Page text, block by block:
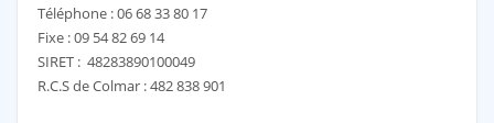
Téléphone : 06 68 33 80 17
Fixe : 09 54 82 69 14
SIRET : 48283890100049
R.C.S de Colmar : 482 838 901